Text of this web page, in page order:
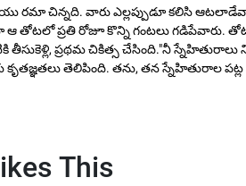
రమా చిన్నది. వారు ఎల్లప్పుడూ కలిసి
ప్రతి రోజూ కొన్ని గంటలు గడిపేవారు. తోట
ప్రథమ చికిత్స చేసింది."నీ స్నేహితురాలు
తెలిపింది. తను, తన స్నేహితురాల
This